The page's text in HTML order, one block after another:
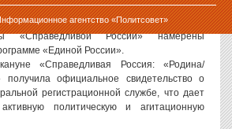
агентство «Политсовет»
потребует ввести прогрессивную шкалу
и принять закон об оппозиции. Эти
«Справедливой России» намерены
«Единой России».
«Справедливая Россия: «Родина/
получила официальное свидетельство о
регистрационной службе, что дает
политическую и агитационную